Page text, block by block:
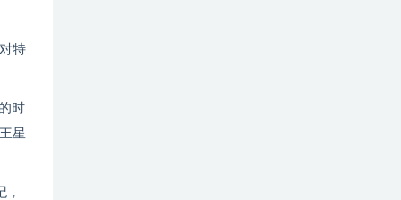
特
时
星